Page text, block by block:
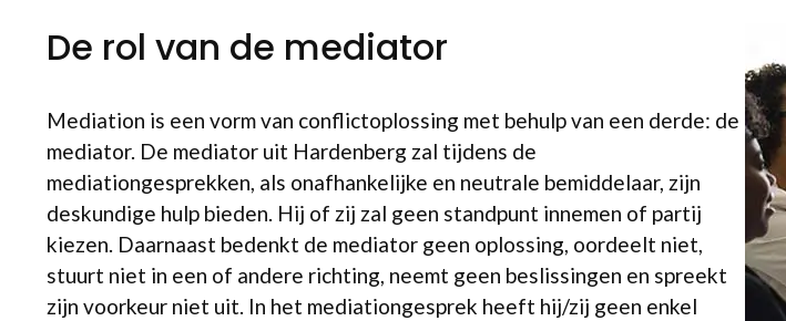
De rol van de mediator
Mediation is een vorm van conflictoplossing met behulp van een derde: de
mediator. De mediator uit Hardenberg zal tijdens de
mediationgesprekken, als onafhankelijke en neutrale bemiddelaar, zijn
deskundige hulp bieden. Hij of zij zal geen standpunt innemen of partij
kiezen. Daarnaast bedenkt de mediator geen oplossing, oordeelt niet,
stuurt niet in een of andere richting, neemt geen beslissingen en spreekt
zijn voorkeur niet uit. In het mediationgesprek heeft hij/zij geen enkel